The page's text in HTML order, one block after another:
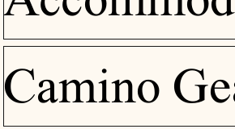
Camino